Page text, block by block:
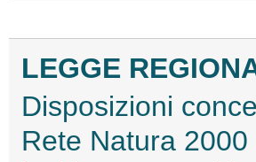
LEGGE
Disposizioni
Rete Natura